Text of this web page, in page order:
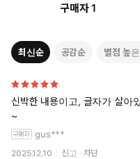
구매자 1
최신순 공감순 별점 높
신박한 내용이고, 글자가 살아있다니~ 글
~
gus***
2025.12.10 신고 차단